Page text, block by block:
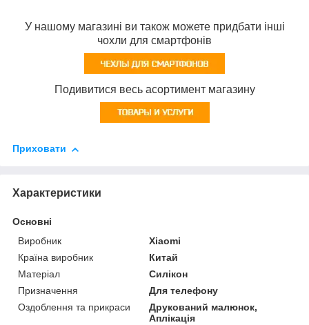
У нашому магазині ви також можете придбати інші
чохли для смартфонів
Подивитися весь асортимент магазину
Приховати
Характеристики
Основні
Виробник
Xiaomi
Країна виробник
Китай
Матеріал
Силікон
Призначення
Для телефону
Оздоблення та прикраси
Друкований малюнок,
Аплікація